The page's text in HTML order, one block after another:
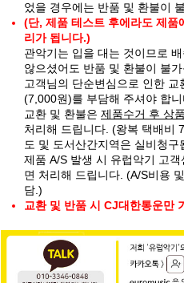
었을 경우에는 반품 및 환불이
(단, 제품 테스트 후에라도 제품
리가 됩니다.)
관악기는 입을 대는 것이므로
않으셨어도 반품 및 환불이 불가
고객님의 단순변심으로 인한
(7,000원)를 부담해 주셔야 합니
교환 및 환불은 제품수거 후 상
처리해 드립니다. (왕복 택배비
도 및 도서산간지역은 실비청구
제품 A/S 발생 시 유럽악기 고
면 처리해 드립니다. (A/S비용
담.)
교환 및 반품 시 CJ대한통운만